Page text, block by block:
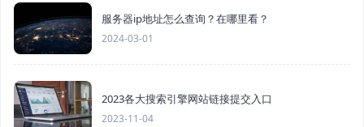
服务器ip地址怎么查询？在哪里看？
2024-03-01
2023各大搜索引擎网站链接提交入口
2023-11-04